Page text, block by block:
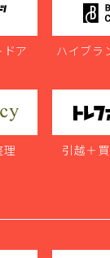
ア
ハイブラ
理
引越＋